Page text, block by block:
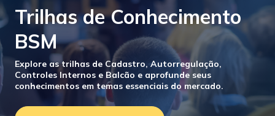
Trilhas de Conhecimento
BSM
Explore as trilhas de Cadastro, Autorregulação,
Controles Internos e Balcão e aprofunde seus
conhecimentos em temas essenciais do mercado.